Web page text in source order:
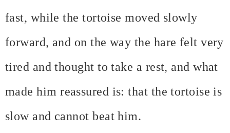
fast, while the tortoise moved slowly
forward, and on the way the hare felt very
tired and thought to take a rest, and what
made him reassured is: that the tortoise is
slow and cannot beat him.